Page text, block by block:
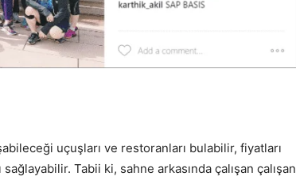
uçuşları ve restoranları bulabilir, fiyatları
sağlayabilir. Tabii ki, sahne arkasında çalışan çalışan